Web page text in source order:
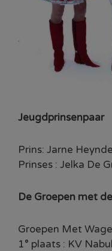
Jeugdprinsenpaar
Prins: Jarne
Prinses : Jelka De
De Groepen met
Groepen Met
1° plaats : KV